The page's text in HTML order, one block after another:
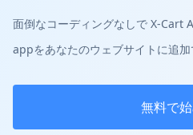
面倒なコーディングなしで X-
appをあなたのウェブサイトに追加
無料で